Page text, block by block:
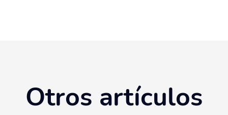
Otros artículos